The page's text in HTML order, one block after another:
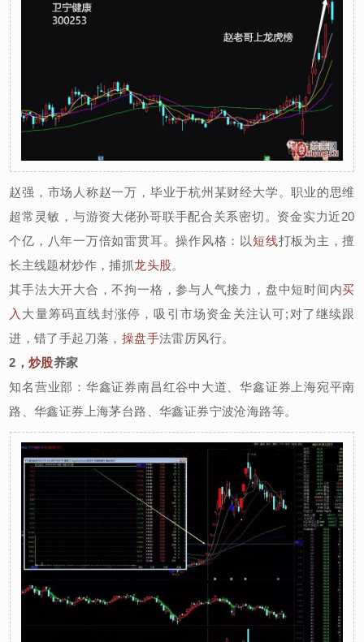
赵强，市场人称赵一万，毕业于杭州某财经大学。职业的思维
超常灵敏，与游资大佬孙哥联手配合关系密切。资金实力近20
个亿，八年一万倍如雷贯耳。操作风格：以短线打板为主，擅
长主线题材炒作，捕抓龙头股。
其手法大开大合，不拘一格，参与人气接力，盘中短时间内买
入 大量筹码直线封涨停，吸引市场资金关注认可;对了继续跟
进，错了手起刀落， 操盘手法雷厉风行。
2，炒股养家
知名营业部：华鑫证券南昌红谷中大道、华鑫证券上海宛平南
路、华鑫证券上海茅台路、华鑫证券宁波沧海路等。